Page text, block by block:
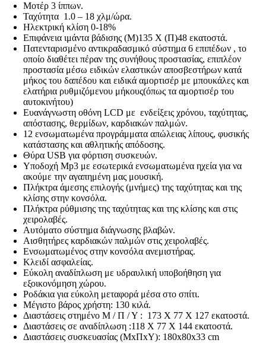
Μοτέρ 3 ίππων.
Ταχύτητα 1.0 – 18 χλμ/ώρα.
Ηλεκτρική κλίση 0-18%
Επιφάνεια ιμάντα βάδισης (Μ)135 Χ (Π)48 εκατοστά.
Πατενταρισμένο αντικραδασμικό σύστημα 6 επιπέδων , το
οποίο διαθέτει πέραν της συνήθους προστασίας, επιπλέον
προστασία μέσω ειδικών ελαστικών αποσβεστήρων κατά
μήκος του δαπέδου και ειδικά αμορτισέρ με μπουκάλες και
ελατήρια ρυθμιζόμενου μήκους(όπως τα αμορτισέρ του
αυτοκινήτου)
Ευανάγνωστη οθόνη LCD με ενδείξεις χρόνου, ταχύτητας,
απόστασης, θερμίδων, καρδιακών παλμών.
12 ενσωματωμένα προγράμματα απώλειας λίπους, φυσικής
κατάστασης και αθλητικής απόδοσης.
Θύρα USB για φόρτιση συσκευών.
Υποδοχή Mp3 με εσωτερικά ενσωματωμένα ηχεία για να
ακούμε την αγαπημένη μας μουσική.
Πλήκτρα άμεσης επιλογής (μνήμες) της ταχύτητας και της
κλίσης στην κονσόλα.
Πλήκτρα ρύθμισης της ταχύτητας και της κλίσης και στις
χειρολαβές.
Αυτόματο σύστημα διάγνωσης βλαβών.
Αισθητήρες καρδιακών παλμών στις χειρολαβές.
Ενσωματωμένος στην κονσόλα ανεμιστήρας.
Κλειδί ασφαλείας.
Εύκολη αναδίπλωση με υδραυλική υποβοήθηση για
εξοικονόμηση χώρου.
Ροδάκια για εύκολη μεταφορά μέσα στο σπίτι.
Μέγιστο βάρος χρήστη: 130 κιλά.
Διαστάσεις στημένο Μ / Π / Υ : 173 Χ 77 Χ 127 εκατοστά.
Διαστάσεις σε αναδίπλωση :118 Χ 77 Χ 144 εκατοστά.
Διαστάσεις συσκευασίας (ΜxΠxΥ): 180x80x33 cm